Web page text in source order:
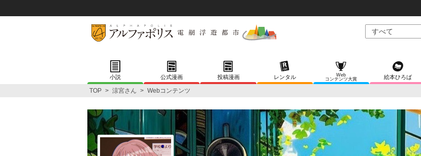
小説 公式漫画 投稿漫画 レンタル
Web
コンテンツ大賞
絵本ひろば
TOP > 涼宮さん > Webコンテンツ